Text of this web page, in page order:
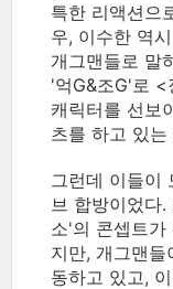
특한 리액션으
우, 이수한 역
개그맨들로 말
'억G&조G'로 <
캐릭터를 선보
츠를 하고 있는
그런데 이들이
브 합방이었다
소'의 콘셉트가
지만, 개그맨
동하고 있고,